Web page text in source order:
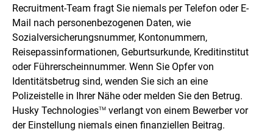
Recruitment-Team fragt Sie niemals per Telefon oder E-
Mail nach personenbezogenen Daten, wie
Sozialversicherungsnummer, Kontonummern,
Reisepassinformationen, Geburtsurkunde, Kreditinstitut
oder Führerscheinnummer. Wenn Sie Opfer von
Identitätsbetrug sind, wenden Sie sich an eine
Polizeistelle in Ihrer Nähe oder melden Sie den Betrug.
Husky TechnologiesTM verlangt von einem Bewerber vor
der Einstellung niemals einen finanziellen Beitrag.